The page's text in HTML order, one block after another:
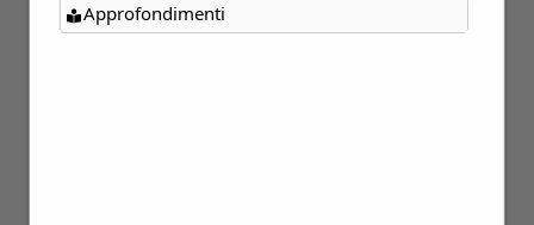
14
Approfondimenti